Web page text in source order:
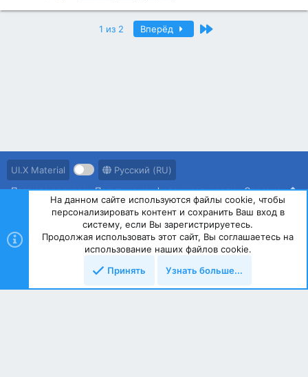
1 из 2 Вперёд Последний
UI.X Material
Русский (RU)
Правила ресурса
Политика конфиденциальности Справка
Community platform by XenForo © 2010-2023 XenForo Ltd.
На данном сайте используются файлы cookie, чтобы
персонализировать контент и сохранить Ваш вход в
систему, если Вы зарегистрируетесь.
Продолжая использовать этот сайт, Вы соглашаетесь на
использование наших файлов cookie.
Принять
Узнать больше...